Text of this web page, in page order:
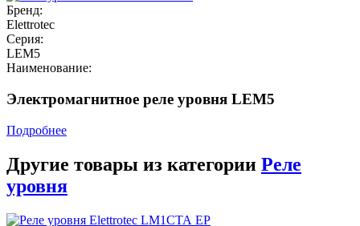
Бренд:
Elettrotec
Серия:
LEM5
Наименование:
Электромагнитное реле уровня LEM5
Подробнее
Другие товары из категории Реле
уровня